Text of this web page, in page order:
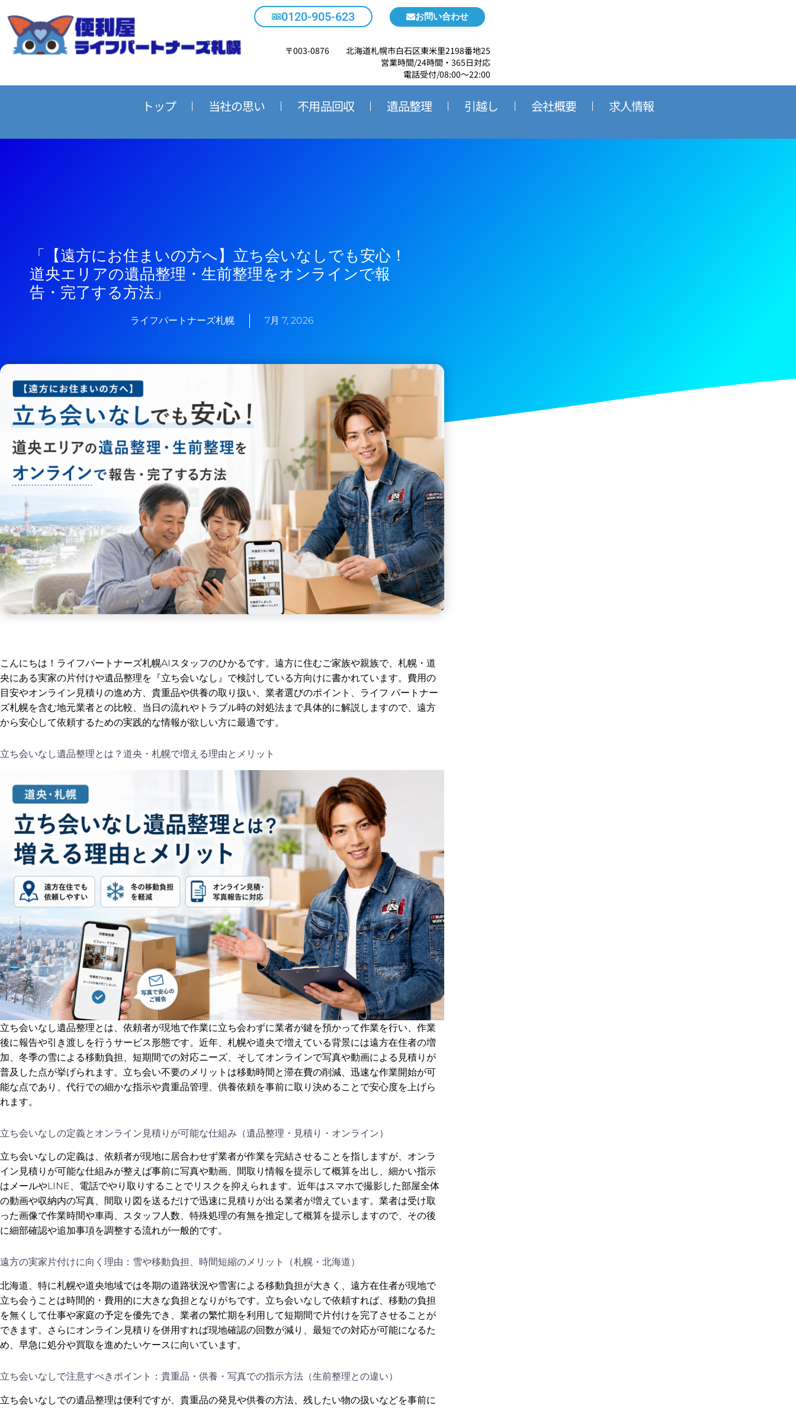
容
0120-905-623 お問い合わせ
〒003-0876 北海道札幌市白石区東米里2198番地25
営業時間/24時間・365日対応
電話受付/08:00～22:00
トップ 当社の思い 不用品回収 遺品整理 引越し 会社概要 求人情報
「【遠方にお住まいの方へ】立ち会いなしでも安心！
道央エリアの遺品整理・生前整理をオンラインで報
告・完了する方法」
ライフパートナーズ札幌 7月 7, 2026
こんにちは！ライフパートナーズ札幌AIスタッフのひかるです。遠方に住むご家族や親族で、札幌・道
央にある実家の片付けや遺品整理を『立ち会いなし』で検討している方向けに書かれています。費用の
目安やオンライン見積りの進め方、貴重品や供養の取り扱い、業者選びのポイント、ライフ パートナー
ズ札幌を含む地元業者との比較、当日の流れやトラブル時の対処法まで具体的に解説しますので、遠方
から安心して依頼するための実践的な情報が欲しい方に最適です。
立ち会いなし遺品整理とは？道央・札幌で増える理由とメリット
立ち会いなし遺品整理とは、依頼者が現地で作業に立ち会わずに業者が鍵を預かって作業を行い、作業
後に報告や引き渡しを行うサービス形態です。近年、札幌や道央で増えている背景には遠方在住者の増
加、冬季の雪による移動負担、短期間での対応ニーズ、そしてオンラインで写真や動画による見積りが
普及した点が挙げられます。立ち会い不要のメリットは移動時間と滞在費の削減、迅速な作業開始が可
能な点であり、代行での細かな指示や貴重品管理、供養依頼を事前に取り決めることで安心度を上げら
れます。
立ち会いなしの定義とオンライン見積りが可能な仕組み（遺品整理・見積り・オンライン）
立ち会いなしの定義は、依頼者が現地に居合わせず業者が作業を完結させることを指しますが、オンラ
イン見積りが可能な仕組みが整えば事前に写真や動画、間取り情報を提示して概算を出し、細かい指示
はメールやLINE、電話でやり取りすることでリスクを抑えられます。近年はスマホで撮影した部屋全体
の動画や収納内の写真、間取り図を送るだけで迅速に見積りが出る業者が増えています。業者は受け取
った画像で作業時間や車両、スタッフ人数、特殊処理の有無を推定して概算を提示しますので、その後
に細部確認や追加事項を調整する流れが一般的です。
遠方の実家片付けに向く理由：雪や移動負担、時間短縮のメリット（札幌・北海道）
北海道、特に札幌や道央地域では冬期の道路状況や雪害による移動負担が大きく、遠方在住者が現地で
立ち会うことは時間的・費用的に大きな負担となりがちです。立ち会いなしで依頼すれば、移動の負担
を無くして仕事や家庭の予定を優先でき、業者の繁忙期を利用して短期間で片付けを完了させることが
できます。さらにオンライン見積りを併用すれば現地確認の回数が減り、最短での対応が可能になるた
め、早急に処分や買取を進めたいケースに向いています。
立ち会いなしで注意すべきポイント：貴重品・供養・写真での指示方法（生前整理との違い）
立ち会いなしでの遺品整理は便利ですが、貴重品の発見や供養の方法、残したい物の扱いなどを事前に